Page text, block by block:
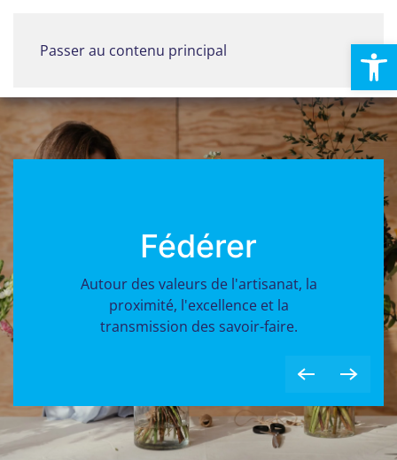
Ouvrir
Passer au contenu principal Menu
Fédérer
Autour des valeurs de l'artisanat, la
proximité, l'excellence et la
transmission des savoir-faire.